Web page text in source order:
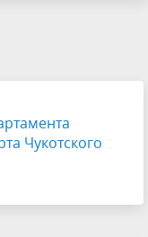
Чукотского